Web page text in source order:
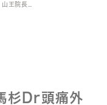
杉Dr頭痛外